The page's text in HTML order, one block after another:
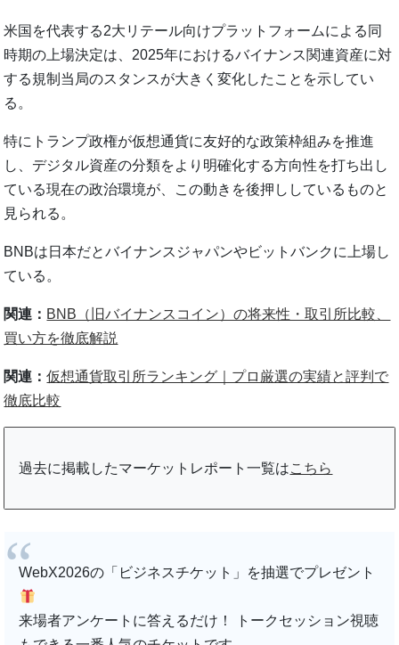
米国を代表する2大リテール向けプラットフォームによる同
時期の上場決定は、2025年におけるバイナンス関連資産に対
する規制当局のスタンスが大きく変化したことを示してい
る。
特にトランプ政権が仮想通貨に友好的な政策枠組みを推進
し、デジタル資産の分類をより明確化する方向性を打ち出し
ている現在の政治環境が、この動きを後押ししているものと
見られる。
BNBは日本だとバイナンスジャパンやビットバンクに上場し
ている。
関連： BNB（旧バイナンスコイン）の将来性・取引所比較、
買い方を徹底解説
関連：仮想通貨取引所ランキング｜プロ厳選の実績と評判で
徹底比較
過去に掲載したマーケットレポート一覧はこちら
WebX2026の「ビジネスチケット」を抽選でプレゼント
来場者アンケートに答えるだけ！ トークセッション視聴